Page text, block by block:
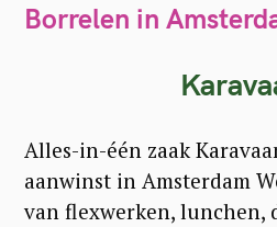
Borrelen in
Alles-in-één zaak
aanwinst in Amsterdam
van flexwerken, lunchen,